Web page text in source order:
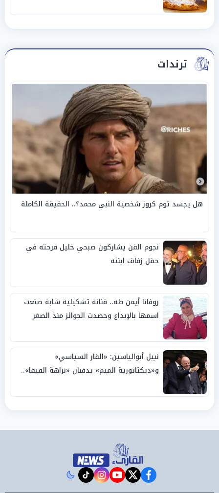
ترندات
هل يجسد توم كروز شخصية النبي محمد؟.. الحقيقة الكاملة
نجوم الفن يشاركون صبحي خليل فرحته في
حفل زفاف ابنته
روفانا أيمن طه.. فنانة تشكيلية شابة صنعت
اسمها بالإبداع وحصدت الجوائز منذ الصغر
نبيل أبوالياسين: «الفار السياسي»
و«ديكتاتورية الميم» يدفنان «نزاهة الفيفا»..
facebook
twitter
youtube
instagram
tiktok